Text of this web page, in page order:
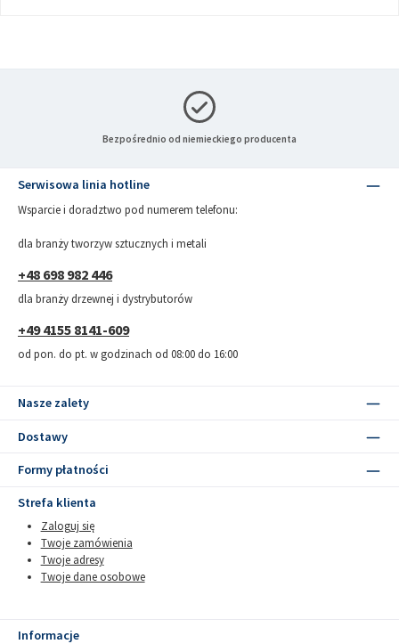
Bezpośrednio od niemieckiego producenta
Serwisowa linia hotline
Wsparcie i doradztwo pod numerem telefonu:
dla branży tworzyw sztucznych i metali
+48 698 982 446
dla branży drzewnej i dystrybutorów
+49 4155 8141-609
od pon. do pt. w godzinach od 08:00 do 16:00
Nasze zalety
Dostawy
Formy płatności
Strefa klienta
Zaloguj się
Twoje zamówienia
Twoje adresy
Twoje dane osobowe
Informacje